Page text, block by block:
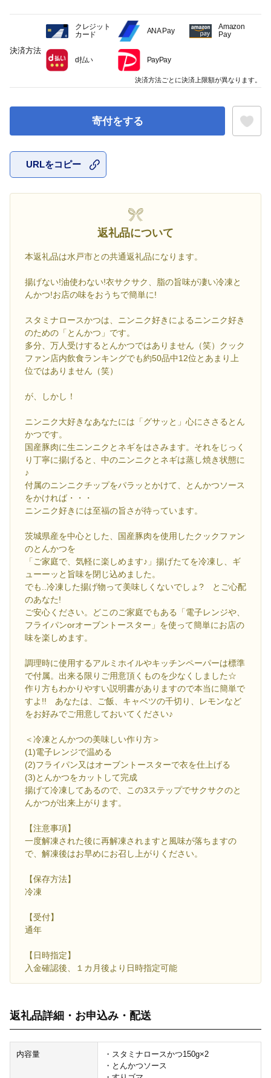
寄付をする
URLをコピー
返礼品について
本返礼品は水戸市との共通返礼品になります。
揚げない!油使わない!衣サクサク、脂の旨味が凄い冷凍と
んかつ!お店の味をおうちで簡単に!
スタミナロースかつは、ニンニク好きによるニンニク好き
のための「とんかつ」です。
多分、万人受けするとんかつではありません（笑）クック
ファン店内飲食ランキングでも約50品中12位とあまり上
位ではありません（笑）
が、しかし！
ニンニク大好きなあなたには「グサッと」心にささるとん
かつです。
国産豚肉に生ニンニクとネギをはさみます。それをじっく
り丁寧に揚げると、中のニンニクとネギは蒸し焼き状態に
♪
付属のニンニクチップをパラッとかけて、とんかつソース
をかければ・・・
ニンニク好きには至福の旨さが待っています。
茨城県産を中心とした、国産豚肉を使用したクックファン
のとんかつを
「ご家庭で、気軽に楽しめます♪」揚げたてを冷凍し、ギ
ューーッと旨味を閉じ込めました。
でも..冷凍した揚げ物って美味しくないでしょ? とご心配
のあなた!
ご安心ください。どこのご家庭でもある「電子レンジや、
フライパンorオーブントースター」を使って簡単にお店の
味を楽しめます。
調理時に使用するアルミホイルやキッチンペーパーは標準
で付属。出来る限りご用意頂くものを少なくしました☆
作り方もわかりやすい説明書がありますので本当に簡単で
すよ!! あなたは、ご飯、キャベツの千切り、レモンなど
をお好みでご用意しておいてください♪
＜冷凍とんかつの美味しい作り方＞
(1)電子レンジで温める
(2)フライパン又はオーブントースターで衣を仕上げる
(3)とんかつをカットして完成
揚げて冷凍してあるので、この3ステップでサクサクのと
んかつが出来上がります。
【注意事項】
一度解凍された後に再解凍されますと風味が落ちますの
で、解凍後はお早めにお召し上がりください。
【保存方法】
冷凍
【受付】
通年
【日時指定】
入金確認後、１カ月後より日時指定可能
返礼品詳細・お申込み・配送
内容量
・スタミナロースかつ150g×2
・とんかつソース
決済方法
クレジット
カード
ANA Pay
Amazon
Pay
d払い PayPay
決済方法ごとに決済上限額が異なります。